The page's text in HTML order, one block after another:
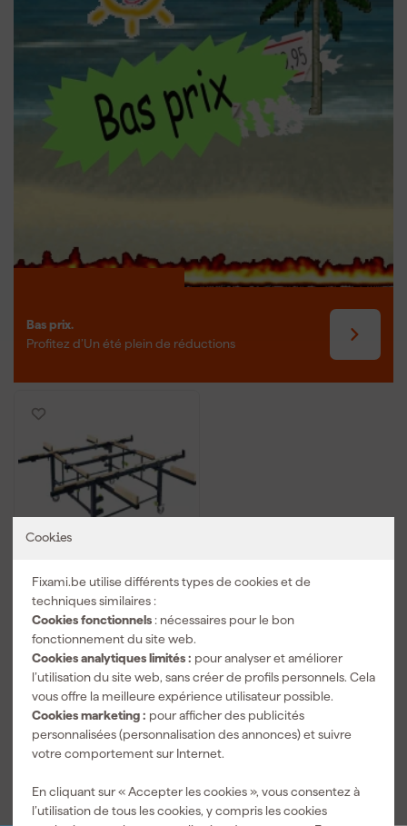
Cookies
Fixami.be utilise différents types de cookies et de
techniques similaires :
Cookies fonctionnels : nécessaires pour le bon
fonctionnement du site web.
Cookies analytiques limités : pour analyser et améliorer
l’utilisation du site web, sans créer de profils personnels. Cela
vous offre la meilleure expérience utilisateur possible.
Cookies marketing : pour afficher des publicités
personnalisées (personnalisation des annonces) et suivre
votre comportement sur Internet.
En cliquant sur « Accepter les cookies », vous consentez à
l’utilisation de tous les cookies, y compris les cookies
efficacement et avoir toujours leurs outils à portée de main. Que
vous disposiez d'un petit atelier ou d'un grand espace
professionnel, un chariot d'atelier vous permet de tout garder
propre et organisé tout en restant flexible dans votre travail.
Bas prix.
Profitez d’Un été plein de réductions
Festool STM 1800 -
Table mobile de sciage
et de travail
Livré dans 6 semaines
1 770,04
TTC
Comparer